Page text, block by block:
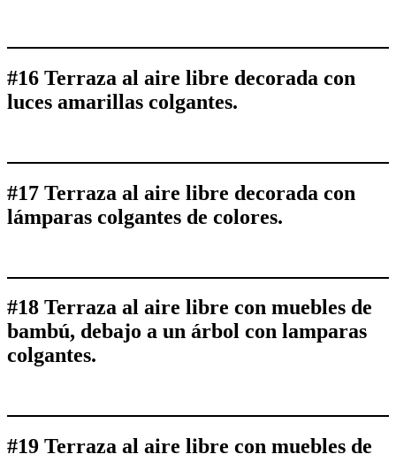
#16 Terraza al aire libre decorada con
luces amarillas colgantes.
#17 Terraza al aire libre decorada con
lámparas colgantes de colores.
#18 Terraza al aire libre con muebles de
bambú, debajo a un árbol con lamparas
colgantes.
#19 Terraza al aire libre con muebles de